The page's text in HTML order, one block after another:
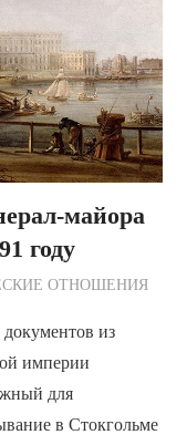
майора
году
ОТНОШЕНИЯ
из
империи
для
в Стокгольме